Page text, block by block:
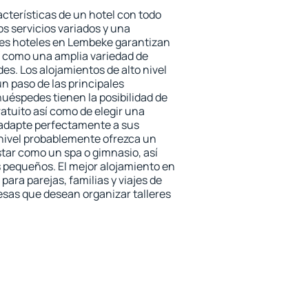
de un hotel con todo
servicios variados y una
hoteles en Lembeke garantizan
una amplia variedad de
Los alojamientos de alto nivel
paso de las principales
tienen la posibilidad de
así como de elegir una
perfectamente a sus
probablemente ofrezca un
como un spa o gimnasio, así
El mejor alojamiento en
parejas, familias y viajes de
que desean organizar talleres